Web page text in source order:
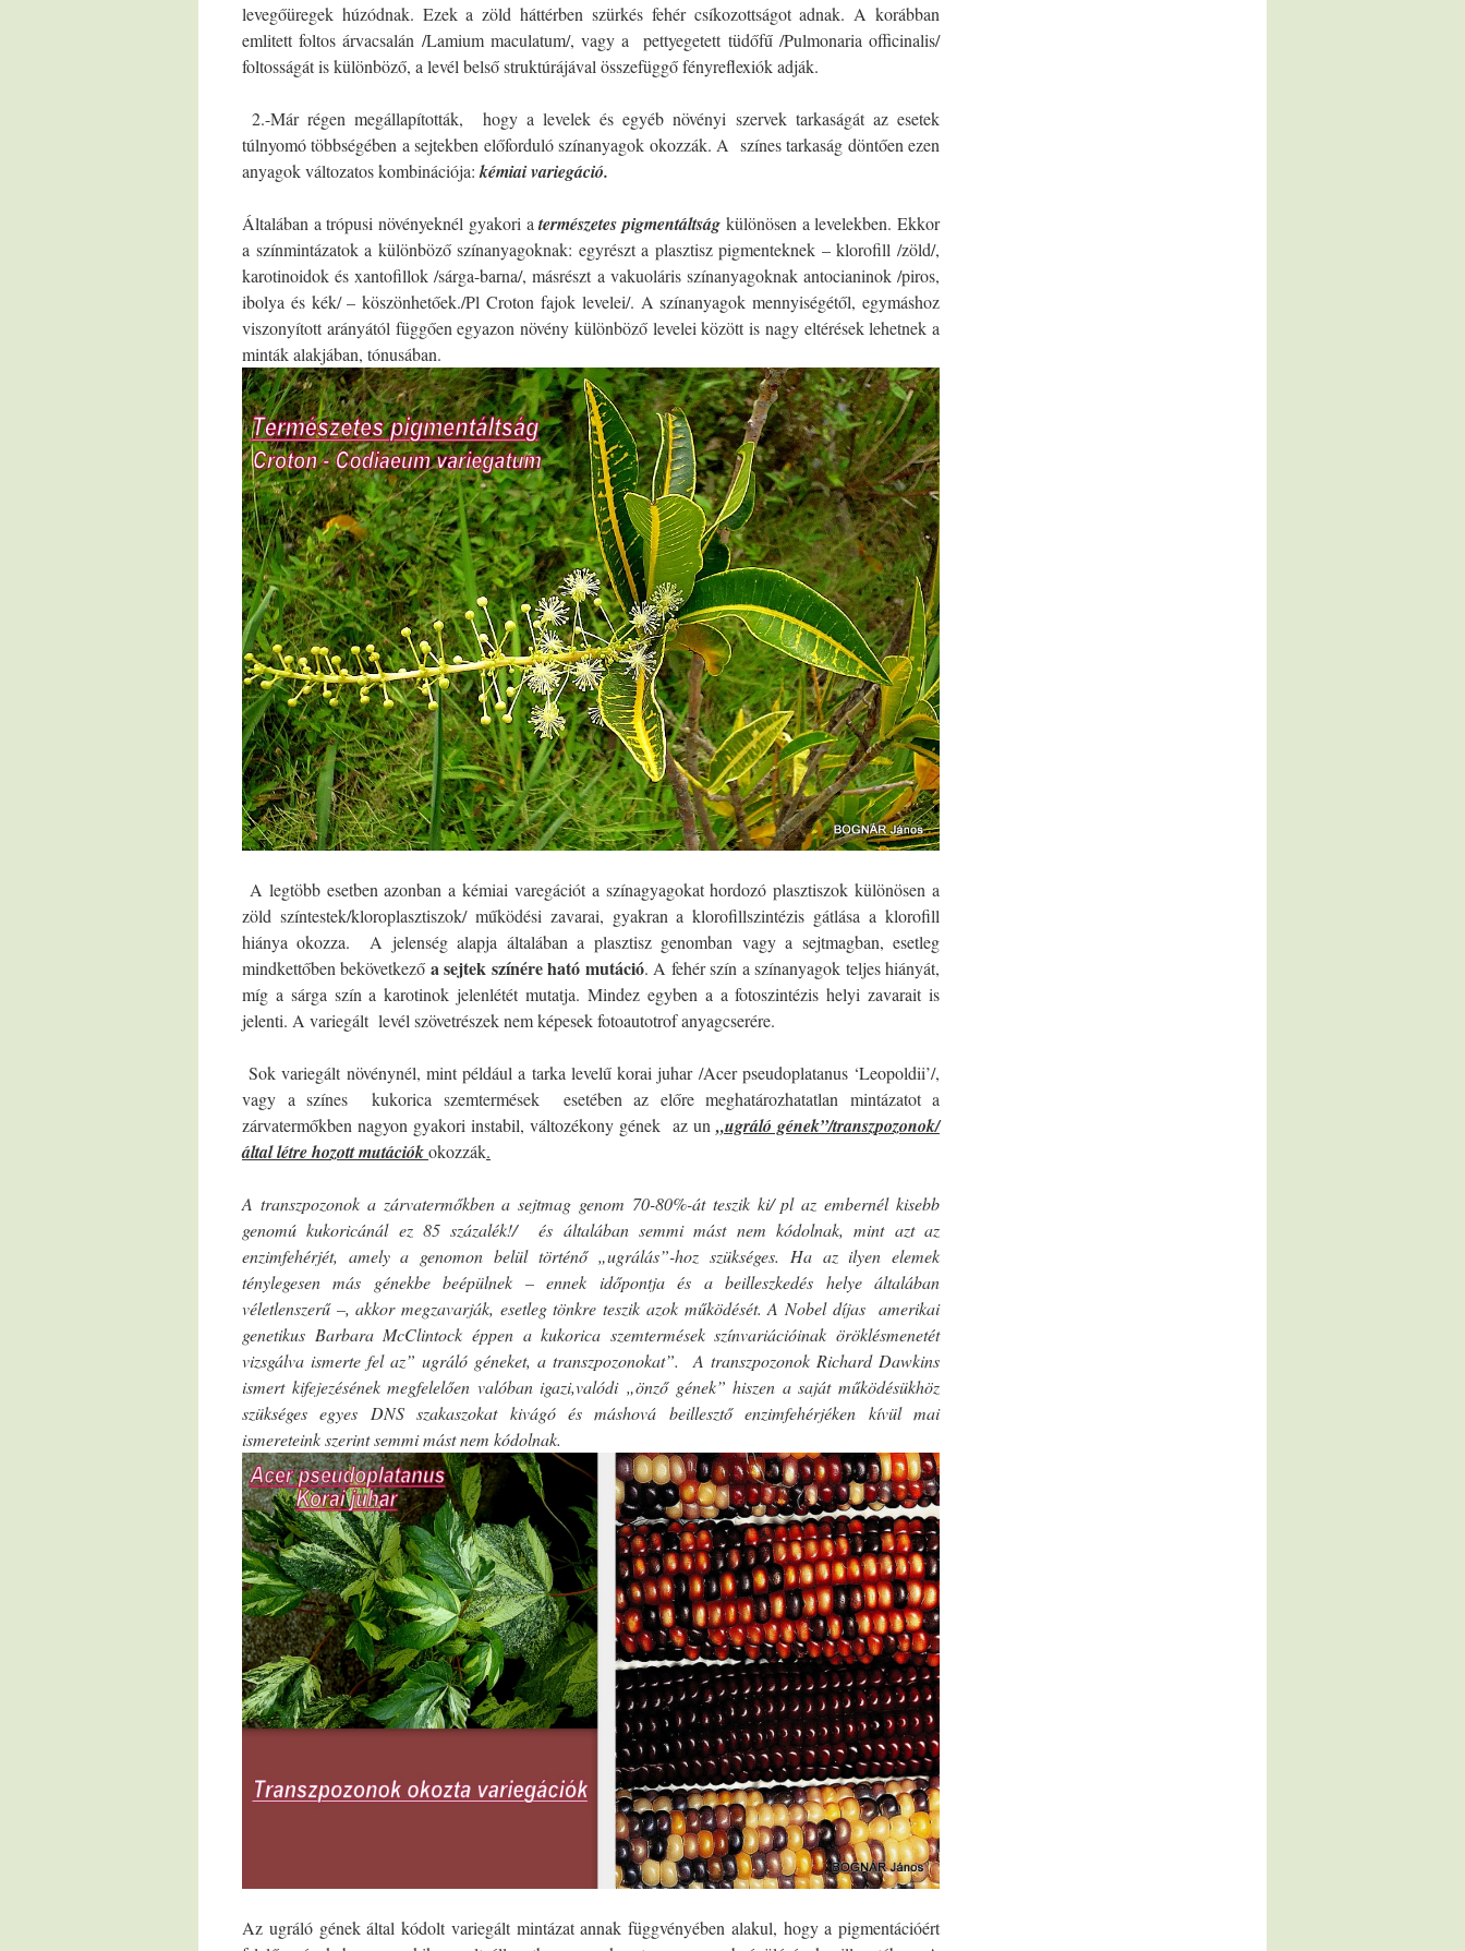
levegőüregek húzódnak. Ezek a zöld háttérben szürkés fehér csíkozottságot adnak. A korábban
emlitett foltos árvacsalán /Lamium maculatum/, vagy a pettyegetett tüdőfű /Pulmonaria officinalis/
foltosságát is különböző, a levél belső struktúrájával összefüggő fényreflexiók adják.
2.-Már régen megállapították, hogy a levelek és egyéb növényi szervek tarkaságát az esetek
túlnyomó többségében a sejtekben előforduló színanyagok okozzák. A színes tarkaság döntően ezen
anyagok változatos kombinációja: kémiai variegáció.
Általában a trópusi növényeknél gyakori atermészetes pigmentáltság különösen a levelekben. Ekkor
a színmintázatok a különböző színanyagoknak: egyrészt a plasztisz pigmenteknek – klorofill /zöld/,
karotinoidok és xantofillok /sárga-barna/, másrészt a vakuoláris színanyagoknak antocianinok /piros,
ibolya és kék/ – köszönhetőek./Pl Croton fajok levelei/. A színanyagok mennyiségétől, egymáshoz
viszonyított arányától függően egyazon növény különböző levelei között is nagy eltérések lehetnek a
minták alakjában, tónusában.
A legtöbb esetben azonban a kémiai varegációt a színagyagokat hordozó plasztiszok különösen a
zöld színtestek/kloroplasztiszok/ működési zavarai, gyakran a klorofillszintézis gátlása a klorofill
hiánya okozza. A jelenség alapja általában a plasztisz genomban vagy a sejtmagban, esetleg
mindkettőben bekövetkező a sejtek színére ható mutáció. A fehér szín a színanyagok teljes hiányát,
míg a sárga szín a karotinok jelenlétét mutatja. Mindez egyben a a fotoszintézis helyi zavarait is
jelenti. A variegált levél szövetrészek nem képesek fotoautotrof anyagcserére.
Sok variegált növénynél, mint például a tarka levelű korai juhar /Acer pseudoplatanus ‘Leopoldii’/,
vagy a színes kukorica szemtermések esetében az előre meghatározhatatlan mintázatot a
zárvatermőkben nagyon gyakori instabil, változékony gének az un „ugráló gének”/transzpozonok/
által létre hozott mutációkokozzák.
A transzpozonok a zárvatermőkben a sejtmag genom 70-80%-át teszik ki/ pl az embernél kisebb
genomú kukoricánál ez 85 százalék!/ és általában semmi mást nem kódolnak, mint azt az
enzimfehérjét, amely a genomon belül történő „ugrálás”-hoz szükséges. Ha az ilyen elemek
ténylegesen más génekbe beépülnek – ennek időpontja és a beilleszkedés helye általában
véletlenszerű –, akkor megzavarják, esetleg tönkre teszik azok működését. A Nobel díjas amerikai
genetikus Barbara McClintock éppen a kukorica szemtermések színvariációinak öröklésmenetét
vizsgálva ismerte fel az” ugráló géneket, a transzpozonokat”. A transzpozonok Richard Dawkins
ismert kifejezésének megfelelően valóban igazi,valódi „önző gének” hiszen a saját működésükhöz
szükséges egyes DNS szakaszokat kivágó és máshová beillesztő enzimfehérjéken kívül mai
ismereteink szerint semmi mást nem kódolnak.
Az ugráló gének által kódolt variegált mintázat annak függvényében alakul, hogy a pigmentációért